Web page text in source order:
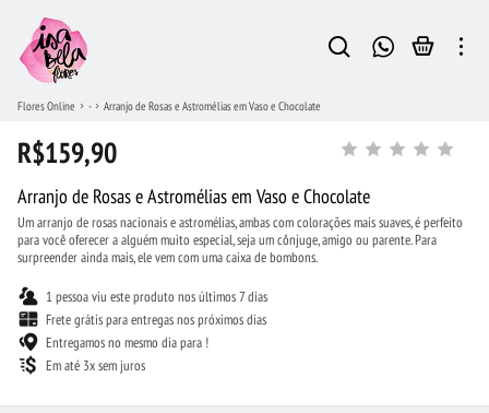
Flores Online - Arranjo de Rosas e Astromélias em Vaso e Chocolate
R$159,90
Arranjo de Rosas e Astromélias em Vaso e Chocolate
Um arranjo de rosas nacionais e astromélias, ambas com colorações mais suaves, é perfeito
para você oferecer a alguém muito especial, seja um cônjuge, amigo ou parente. Para
surpreender ainda mais, ele vem com uma caixa de bombons.
1 pessoa viu este produto nos últimos 7 dias
Frete grátis para entregas nos próximos dias
Entregamos no mesmo dia para !
Em até 3x sem juros